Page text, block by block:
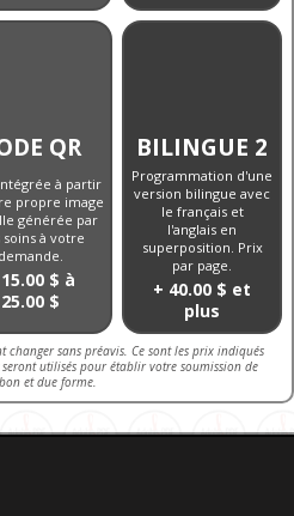
QR
à partir
propre image
générée par
soins à votre
demande.
$ à
25.00 $
BILINGUE 2
Programmation d'une
version bilingue avec
le français et
l'anglais en
superposition. Prix
par page.
+ 40.00 $ et
plus
changer sans préavis. Ce sont les prix indiqués
utilisés pour établir votre soumission de
et due forme.